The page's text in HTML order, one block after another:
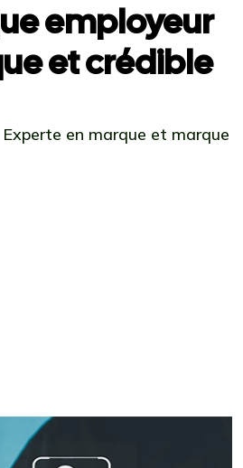
employeur
et crédible
en marque et marque